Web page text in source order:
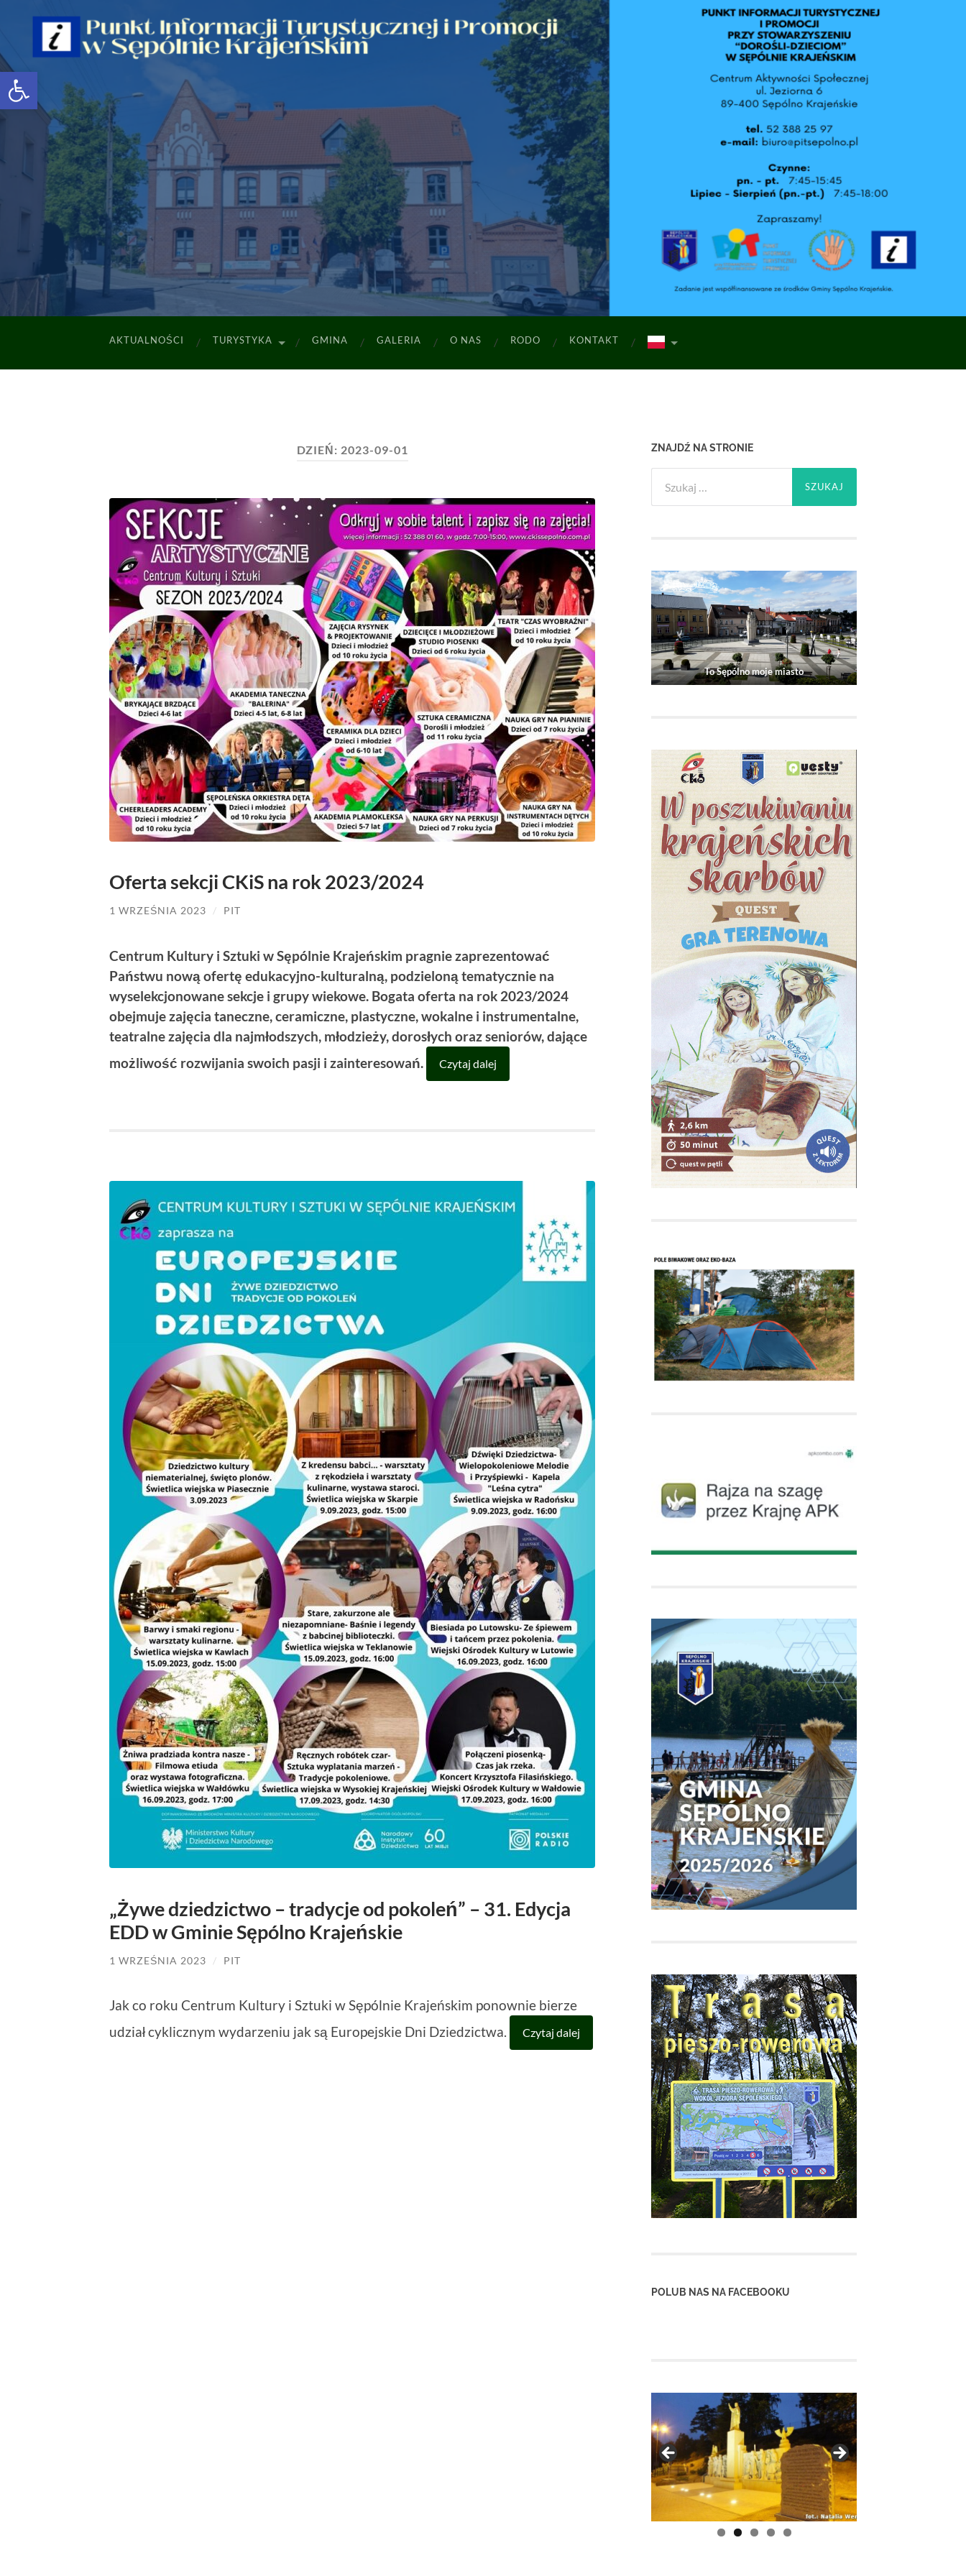
Open toolbar
AKTUALNOŚCI TURYSTYKA GMINA GALERIA O NAS RODO KONTAKT
DZIEŃ: 2023-09-01
Oferta sekcji CKiS na rok 2023/2024
1 WRZEŚNIA 2023 / PIT
Centrum Kultury i Sztuki w Sępólnie Krajeńskim pragnie zaprezentować
Państwu nową ofertę edukacyjno-kulturalną, podzieloną tematycznie na
wyselekcjonowane sekcje i grupy wiekowe. Bogata oferta na rok 2023/2024
obejmuje zajęcia taneczne, ceramiczne, plastyczne, wokalne i instrumentalne,
teatralne zajęcia dla najmłodszych, młodzieży, dorosłych oraz seniorów, dające
możliwość rozwijania swoich pasji i zainteresowań.
Czytaj dalej
„Żywe dziedzictwo – tradycje od pokoleń” – 31. Edycja
EDD w Gminie Sępólno Krajeńskie
1 WRZEŚNIA 2023 / PIT
Jak co roku Centrum Kultury i Sztuki w Sępólnie Krajeńskim ponownie bierze
udział cyklicznym wydarzeniu jak są Europejskie Dni Dziedzictwa.
Czytaj dalej
ZNAJDŹ NA STRONIE
To Sępólno moje miasto
POLUB NAS NA FACEBOOKU